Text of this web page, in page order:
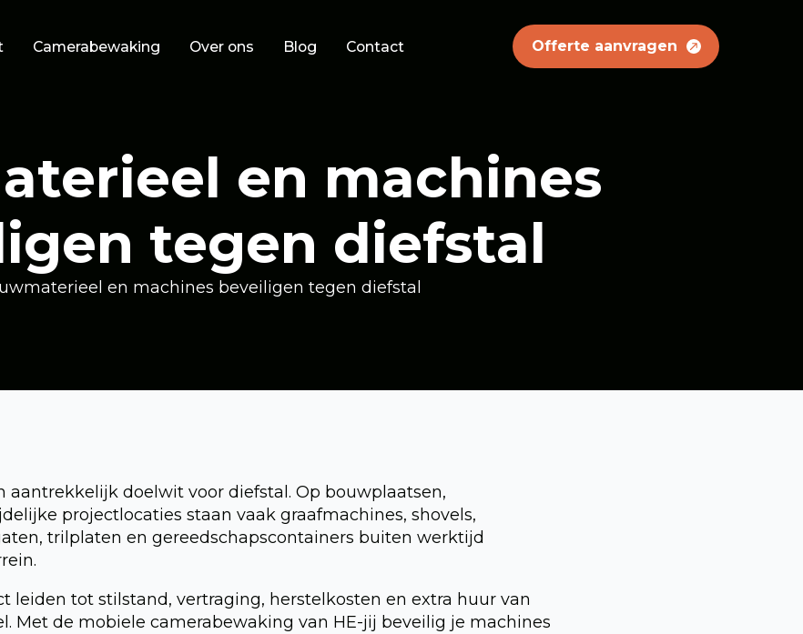
Camerabewaking Over ons Blog Contact Offerte aanvragen
en machines
tegen diefstal
aantrekkelijk doelwit voor diefstal. Op bouwplaatsen,
projectlocaties staan vaak graafmachines, shovels,
trilplaten en gereedschapscontainers buiten werktijd
leiden tot stilstand, vertraging, herstelkosten en extra huur van
Met de mobiele camerabewaking van HE-jij beveilig je machines